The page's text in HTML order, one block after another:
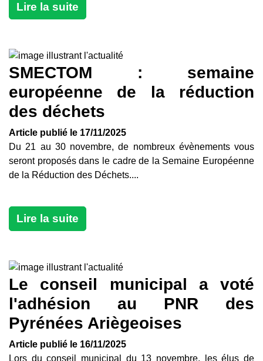
Lire la suite
SMECTOM : semaine
européenne de la réduction
des déchets
Article publié le 17/11/2025
Du 21 au 30 novembre, de nombreux évènements vous
seront proposés dans le cadre de la Semaine Européenne
de la Réduction des Déchets....
Lire la suite
Le conseil municipal a voté
l'adhésion au PNR des
Pyrénées Ariègeoises
Article publié le 16/11/2025
Lors du conseil municipal du 13 novembre, les élus de